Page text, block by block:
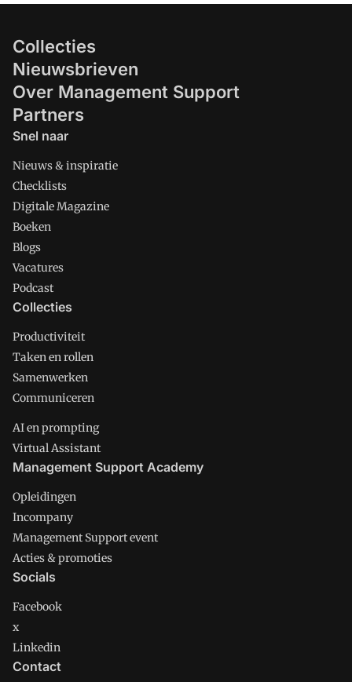
Collecties
Nieuwsbrieven
Over Management Support
Partners
Snel naar
Nieuws & inspiratie
Checklists
Digitale Magazine
Boeken
Blogs
Vacatures
Podcast
Collecties
Productiviteit
Taken en rollen
Samenwerken
Communiceren
AI en prompting
Virtual Assistant
Management Support Academy
Opleidingen
Incompany
Management Support event
Acties & promoties
Socials
Facebook
x
Linkedin
Contact